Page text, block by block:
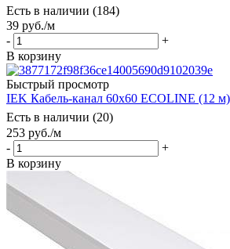
Есть в наличии (184)
39 руб./м
-
+
В корзину
Быстрый просмотр
IEK Кабель-канал 60х60 ECOLINE (12 м)
Есть в наличии (20)
253 руб./м
-
+
В корзину